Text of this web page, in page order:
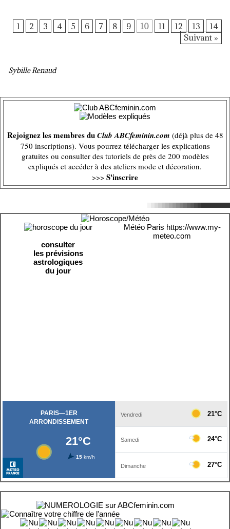
1 2 3 4 5 6 7 8 9 10 11 12 13
14
Suivant »
Sybille Renaud
Rejoignez les membres duClub ABCfeminin.com (déjà plus de 48
750 inscriptions). Vous pourrez télécharger les explications
gratuites ou consulter des tutoriels de près de 200 modèles
expliqués et accéder à des ateliers mode et décoration.
>>> S'inscrire
consulter
les prévisions
astrologiques
du jour
Météo Paris https://www.my-
meteo.com